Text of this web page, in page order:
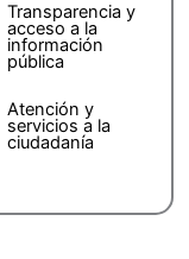
Transparencia y
acceso a la
información
pública
Atención y
servicios a la
ciudadanía